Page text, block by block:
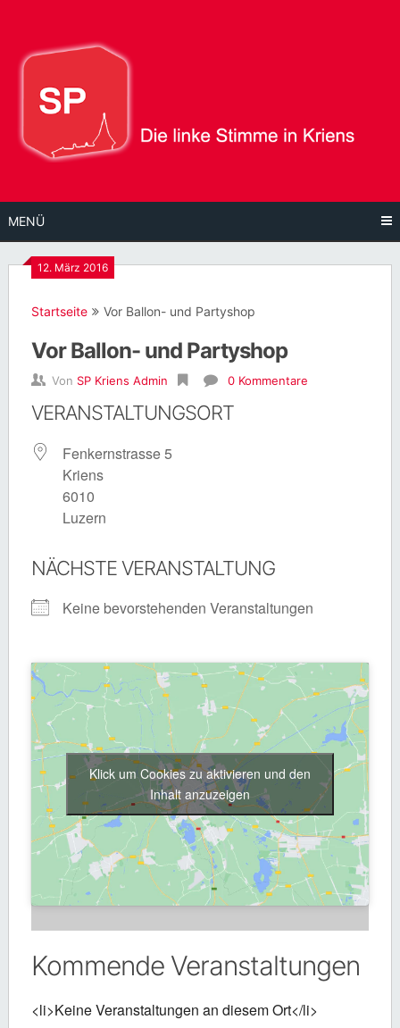
Inhalt
MENÜ
12. März 2016
Startseite Vor Ballon- und Partyshop
Vor Ballon- und Partyshop
Von SP Kriens Admin 0 Kommentare
VERANSTALTUNGSORT
Fenkernstrasse 5
Kriens
6010
Luzern
NÄCHSTE VERANSTALTUNG
Keine bevorstehenden Veranstaltungen
Klick um Cookies zu aktivieren und den
Inhalt anzuzeigen
Kommende Veranstaltungen
<li>Keine Veranstaltungen an diesem Ort</li>